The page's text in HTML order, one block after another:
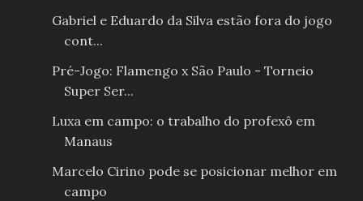
Gabriel e Eduardo da Silva estão fora do jogo
cont...
Pré-Jogo: Flamengo x São Paulo - Torneio
Super Ser...
Luxa em campo: o trabalho do profexô em
Manaus
Marcelo Cirino pode se posicionar melhor em
campo